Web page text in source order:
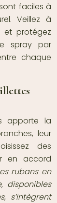
faciles à
Veillez à
et protégez
spray par
chaque
apporte la
leur
des
en accord
rubans en
disponibles
s’intègrent